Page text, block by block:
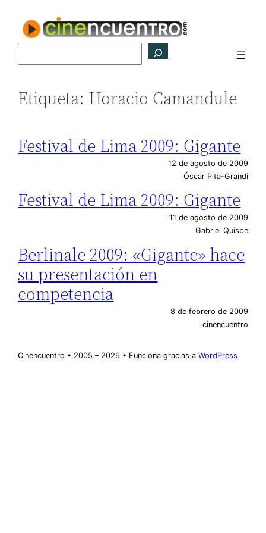
contenido
Etiqueta: Horacio Camandule
Festival de Lima 2009: Gigante
12 de agosto de 2009
Óscar Pita-Grandi
Festival de Lima 2009: Gigante
11 de agosto de 2009
Gabriel Quispe
Berlinale 2009: «Gigante» hace
su presentación en
competencia
8 de febrero de 2009
cinencuentro
Cinencuentro • 2005 – 2026 • Funciona gracias aWordPress